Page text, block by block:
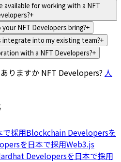
available for working with a NFT
+
NFT Developers bring?+
integrate into my existing team?+
with a NFT Developers?+
りますか NFT Developers? 人
採用Blockchain Developersを
を日本で採用Web3.js
Developersを日本で採用